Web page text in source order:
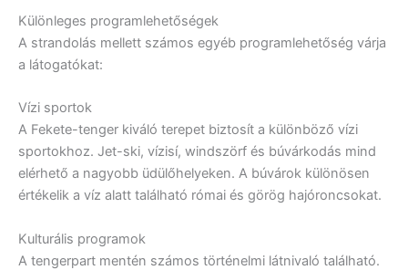
Különleges programlehetőségek
A strandolás mellett számos egyéb programlehetőség várja
a látogatókat:
Vízi sportok
A Fekete-tenger kiváló terepet biztosít a különböző vízi
sportokhoz. Jet-ski, vízisí, windszörf és búvárkodás mind
elérhető a nagyobb üdülőhelyeken. A búvárok különösen
értékelik a víz alatt található római és görög hajóroncsokat.
Kulturális programok
A tengerpart mentén számos történelmi látnivaló található.